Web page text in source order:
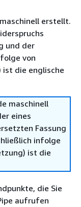
erstellt.
und der
von
ist die englische
maschinell
eines
Fassung
infolge
ist die
die Sie
aufrufen